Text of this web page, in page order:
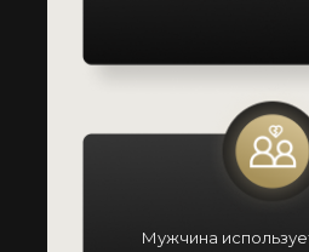
Мужчина